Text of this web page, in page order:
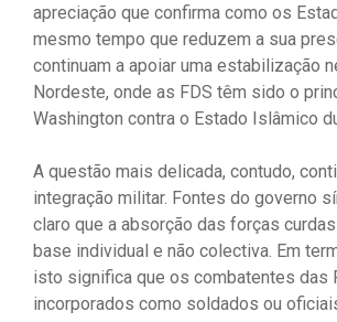
apreciação que confirma como os
mesmo tempo que reduzem a sua
continuam a apoiar uma estabilização
Nordeste, onde as FDS têm sido o
Washington contra o Estado Islâmico
A questão mais delicada, contudo,
integração militar. Fontes do governo
claro que a absorção das forças
base individual e não colectiva. Em
isto significa que os combatentes das
incorporados como soldados ou